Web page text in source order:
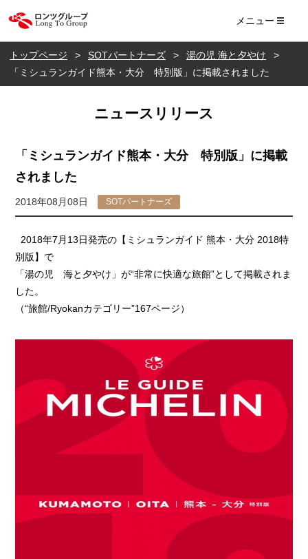
メニュー
トップページ SOTパートナーズ
湯の児 海と夕やけ
「ミシュランガイド熊本・大分 特別版」に掲載されました
ニュースリリース
「ミシュランガイド熊本・大分 特別版」に掲載
されました
2018年08月08日 SOTパートナーズ
2018年7月13日発売の【ミシュランガイド 熊本・大分 2018特
別版】で
「湯の児 海と夕やけ」が“非常に快適な旅館”として掲載されま
した。
（“旅館/Ryokanカテゴリー”167ページ）